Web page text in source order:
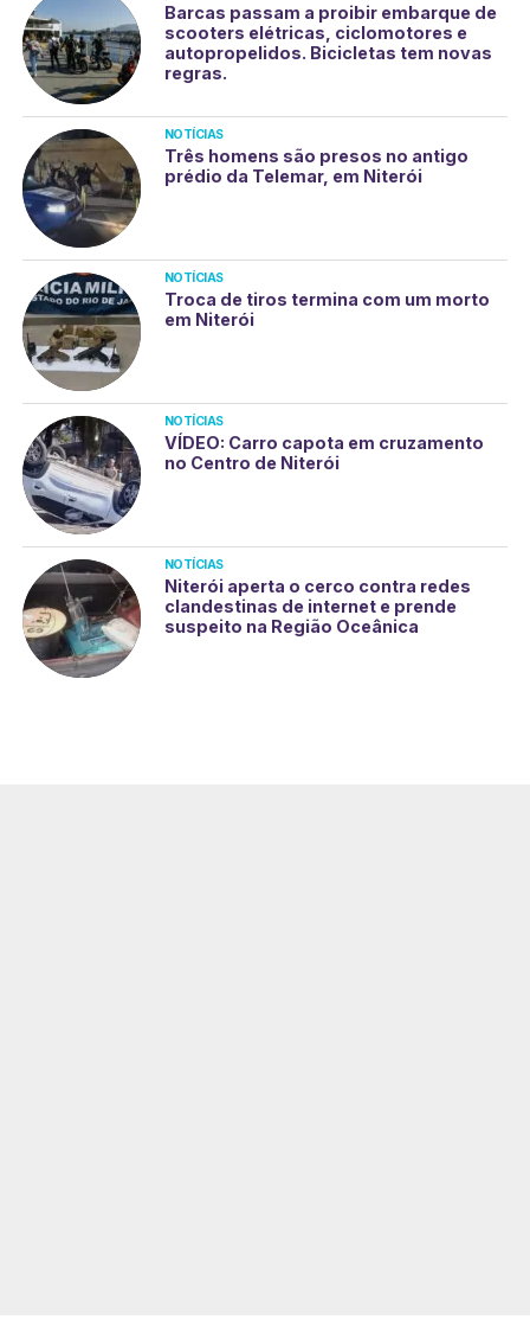
Barcas passam a proibir embarque de
scooters elétricas, ciclomotores e
autopropelidos. Bicicletas tem novas
regras.
NOTÍCIAS
Três homens são presos no antigo
prédio da Telemar, em Niterói
NOTÍCIAS
Troca de tiros termina com um morto
em Niterói
NOTÍCIAS
VÍDEO: Carro capota em cruzamento
no Centro de Niterói
NOTÍCIAS
Niterói aperta o cerco contra redes
clandestinas de internet e prende
suspeito na Região Oceânica